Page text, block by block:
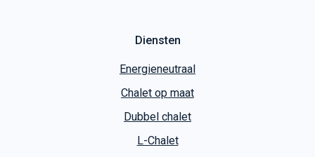
Diensten
Energieneutraal
Chalet op maat
Dubbel chalet
L-Chalet